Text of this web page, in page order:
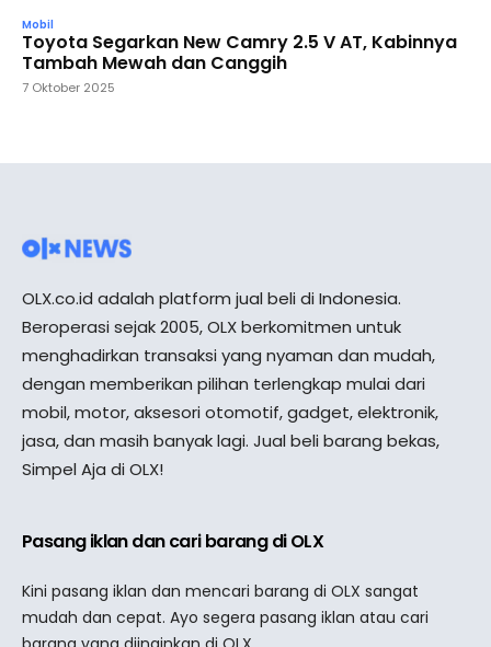
Mobil
Toyota Segarkan New Camry 2.5 V AT, Kabinnya
Tambah Mewah dan Canggih
7 Oktober 2025
OLX.co.id adalah platform jual beli di Indonesia.
Beroperasi sejak 2005, OLX berkomitmen untuk
menghadirkan transaksi yang nyaman dan mudah,
dengan memberikan pilihan terlengkap mulai dari
mobil, motor, aksesori otomotif, gadget, elektronik,
jasa, dan masih banyak lagi. Jual beli barang bekas,
Simpel Aja di OLX!
Pasang iklan dan cari barang di OLX
Kini pasang iklan dan mencari barang di OLX sangat
mudah dan cepat. Ayo segera pasang iklan atau cari